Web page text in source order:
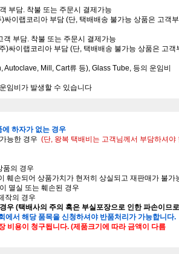
부담. 착불 또는 주문시 결제가능
이랩코리아 부담 (단, 택배배송 불가능 상품은 고객
부담. 착불 또는 주문시 결제가능
)싸이랩코리아 부담 (단, 택배배송 불가능 상품은 고객
Autoclave, Mill, Cart류 등), Glass Tube, 등의 운임비
임비가 발생할 수 있습니다
하자가 없는 경우
능한 경우 (단, 왕복 택배비는 고객님께서 부담하셔야
품의 경우
훼손되어 상품가치가 현저히 상실되고 재판매가 불가
멸실 또는 훼손된 경우
작의 경우
우 (택배사의 주의 혹은 부실포장으로 인한 파손이므
에서 해당 품목을 신청하셔야 반품처리가 가능합니다.
비용이 청구됩니다. (제품크기에 따라 금액이 다름